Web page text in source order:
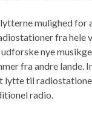
mulighed for
fra hele
udforske nye
fra andre lande.
lytte til
radio.